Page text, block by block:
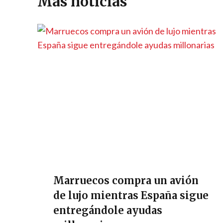
Marruecos compra un avión
de lujo mientras España sigue
entregándole ayudas